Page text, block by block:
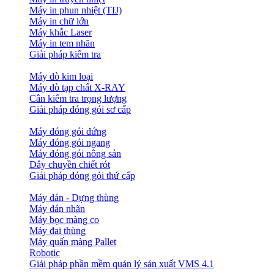
Máy in phun nhiệt (TIJ)
Máy in chữ lớn
Máy khắc Laser
Máy in tem nhãn
Giải pháp kiểm tra
Máy dò kim loại
Máy dò tạp chất X-RAY
Cân kiểm tra trọng lượng
Giải pháp đóng gói sơ cấp
Máy đóng gói đứng
Máy đóng gói ngang
Máy đóng gói nông sản
Dây chuyền chiết rót
Giải pháp đóng gói thứ cấp
Máy dán - Dựng thùng
Máy dán nhãn
Máy bọc màng co
Máy đai thùng
Máy quấn màng Pallet
Robotic
Giải pháp phần mềm quản lý sản xuất VMS 4.1